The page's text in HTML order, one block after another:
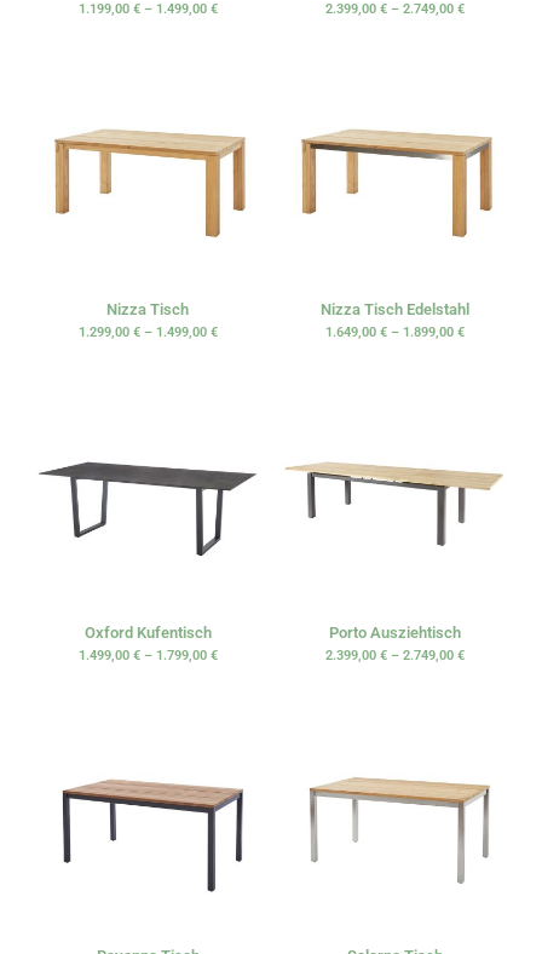
1.199,00 € – 1.499,00 € 2.399,00 € – 2.749,00 €
Nizza Tisch
1.299,00 € – 1.499,00 €
Nizza Tisch Edelstahl
1.649,00 € – 1.899,00 €
Oxford Kufentisch
1.499,00 € – 1.799,00 €
Porto Ausziehtisch
2.399,00 € – 2.749,00 €